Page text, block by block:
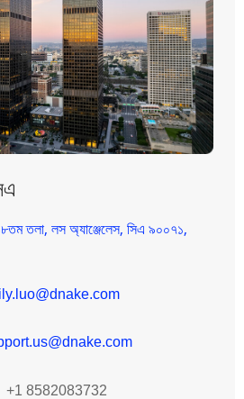
তলা, লস অ্যাঞ্জেলেস, সিএ ৯০০৭১,
lily.luo@dnake.com
+1 8582083732